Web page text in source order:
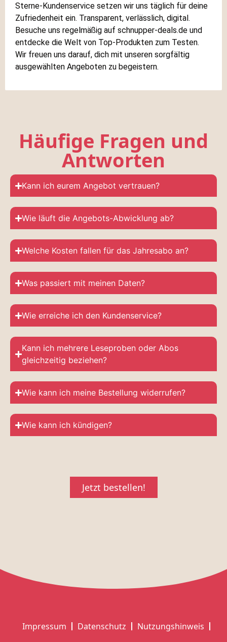
Sterne-Kundenservice setzen wir uns täglich für deine
Zufriedenheit ein. Transparent, verlässlich, digital.
Besuche uns regelmäßig auf schnupper-deals.de und
entdecke die Welt von Top-Produkten zum Testen.
Wir freuen uns darauf, dich mit unseren sorgfältig
ausgewählten Angeboten zu begeistern.
Häufige Fragen und
Antworten
Kann ich eurem Angebot vertrauen?
Wie läuft die Angebots-Abwicklung ab?
Welche Kosten fallen für das Jahresabo an?
Was passiert mit meinen Daten?
Wie erreiche ich den Kundenservice?
Kann ich mehrere Leseproben oder Abos
gleichzeitig beziehen?
Wie kann ich meine Bestellung widerrufen?
Wie kann ich kündigen?
Jetzt bestellen!
Impressum Datenschutz Nutzungshinweis